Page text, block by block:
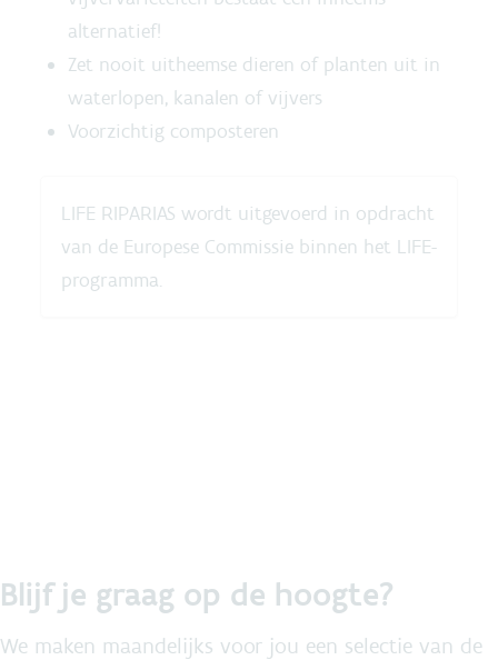
alternatief!
Zet nooit uitheemse dieren of planten uit in
waterlopen, kanalen of vijvers
Voorzichtig composteren
LIFE RIPARIAS wordt uitgevoerd in opdracht
van de Europese Commissie binnen het LIFE-
programma.
Blijf je graag op de hoogte?
We maken maandelijks voor jou een selectie van de